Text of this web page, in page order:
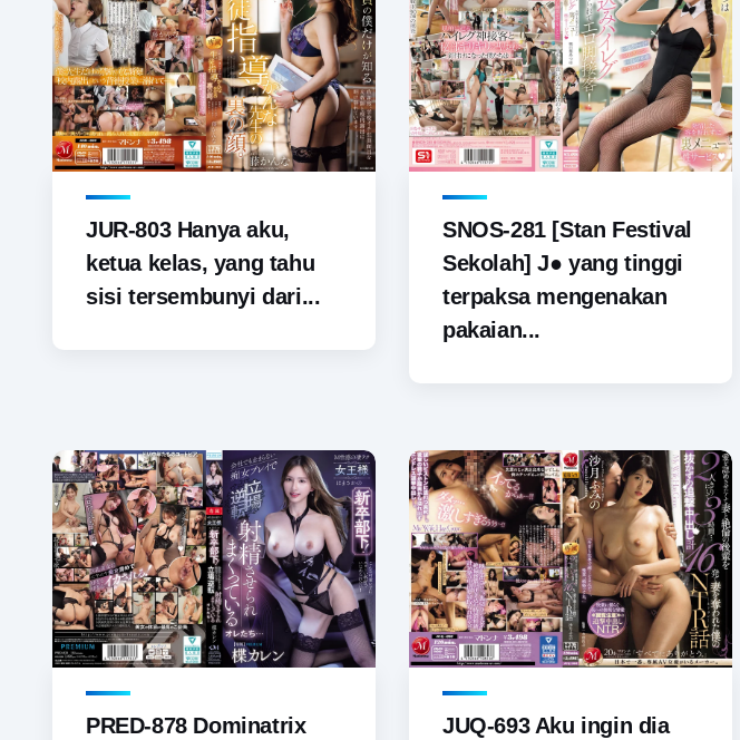
JUR-803 Hanya aku,
ketua kelas, yang tahu
sisi tersembunyi dari...
SNOS-281 [Stan Festival
Sekolah] J● yang tinggi
terpaksa mengenakan
pakaian...
PRED-878 Dominatrix
JUQ-693 Aku ingin dia